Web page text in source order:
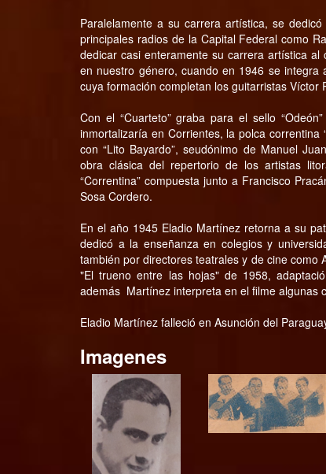
Paralelamente a su carrera artística, se
principales radios de la Capital Federal como
dedicar casi enteramente su carrera artística
en nuestro género, cuando en 1946 se integra
cuya formación completan los guitarristas Víctor
Con el “Cuarteto” graba para el sello
inmortalizaría en Corrientes, la polca
con “Lito Bayardo”, seudónimo de Manuel
obra clásica del repertorio de los artistas
“Correntina” compuesta junto a Francisco
Sosa Cordero.
En el año 1945 Eladio Martínez retorna a su
dedicó a la enseñanza en colegios y
también por directores teatrales y de cine como
"El trueno entre las hojas" de 1958,
además Martínez interpreta en el filme algunas
Eladio Martínez falleció en Asunción del
Imagenes